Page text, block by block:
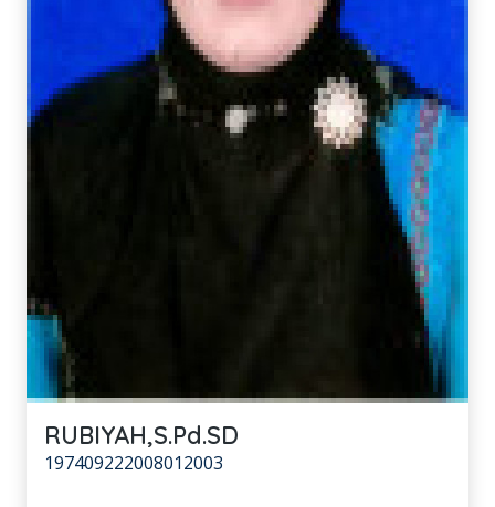
RUBIYAH,S.Pd.SD
197409222008012003